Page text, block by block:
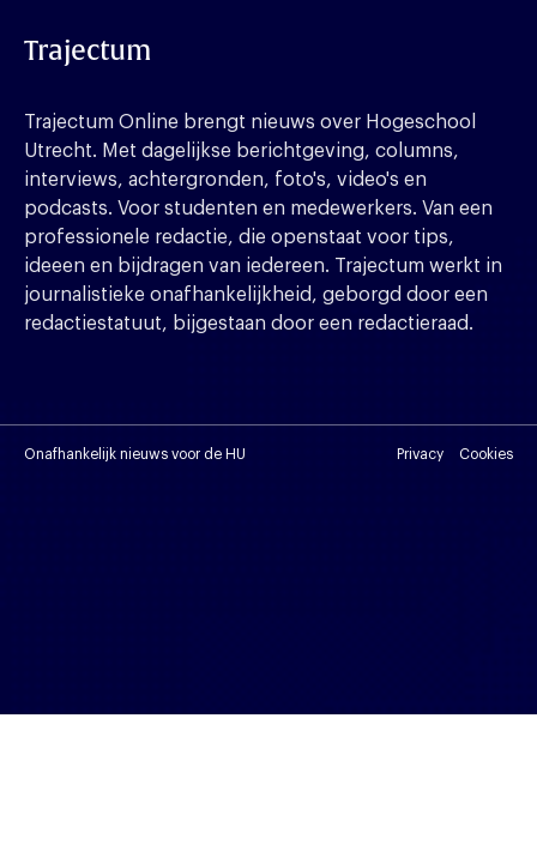
Trajectum
Trajectum Online brengt nieuws over Hogeschool
Utrecht. Met dagelijkse berichtgeving, columns,
interviews, achtergronden, foto's, video's en
podcasts. Voor studenten en medewerkers. Van een
professionele redactie, die openstaat voor tips,
ideeen en bijdragen van iedereen. Trajectum werkt in
journalistieke onafhankelijkheid, geborgd door een
redactiestatuut, bijgestaan door een redactieraad.
Onafhankelijk nieuws voor de HU Privacy Cookies